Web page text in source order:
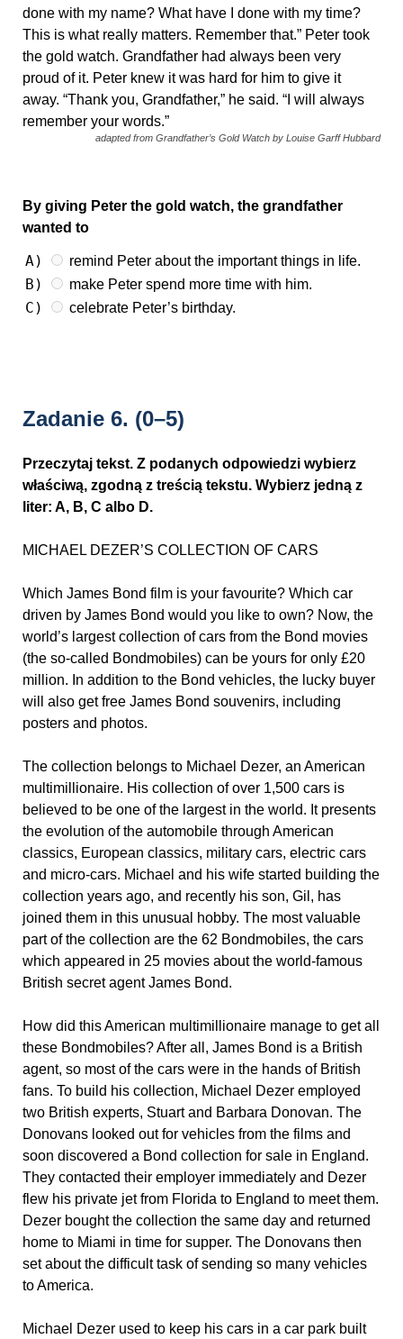
done with my name? What have I done with my time?
This is what really matters. Remember that.” Peter took
the gold watch. Grandfather had always been very
proud of it. Peter knew it was hard for him to give it
away. “Thank you, Grandfather,” he said. “I will always
remember your words.”
adapted from Grandfather’s Gold Watch by Louise Garff Hubbard
By giving Peter the gold watch, the grandfather
wanted to
A) remind Peter about the important things in life.
B) make Peter spend more time with him.
C) celebrate Peter’s birthday.
Zadanie 6. (0–5)
Przeczytaj tekst. Z podanych odpowiedzi wybierz
właściwą, zgodną z treścią tekstu. Wybierz jedną z
liter: A, B, C albo D.
MICHAEL DEZER’S COLLECTION OF CARS
Which James Bond film is your favourite? Which car
driven by James Bond would you like to own? Now, the
world’s largest collection of cars from the Bond movies
(the so-called Bondmobiles) can be yours for only £20
million. In addition to the Bond vehicles, the lucky buyer
will also get free James Bond souvenirs, including
posters and photos.
The collection belongs to Michael Dezer, an American
multimillionaire. His collection of over 1,500 cars is
believed to be one of the largest in the world. It presents
the evolution of the automobile through American
classics, European classics, military cars, electric cars
and micro-cars. Michael and his wife started building the
collection years ago, and recently his son, Gil, has
joined them in this unusual hobby. The most valuable
part of the collection are the 62 Bondmobiles, the cars
which appeared in 25 movies about the world-famous
British secret agent James Bond.
How did this American multimillionaire manage to get all
these Bondmobiles? After all, James Bond is a British
agent, so most of the cars were in the hands of British
fans. To build his collection, Michael Dezer employed
two British experts, Stuart and Barbara Donovan. The
Donovans looked out for vehicles from the films and
soon discovered a Bond collection for sale in England.
They contacted their employer immediately and Dezer
flew his private jet from Florida to England to meet them.
Dezer bought the collection the same day and returned
home to Miami in time for supper. The Donovans then
set about the difficult task of sending so many vehicles
to America.
Michael Dezer used to keep his cars in a car park built